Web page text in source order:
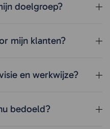
doelgroep?
mijn klanten?
en werkwijze?
bedoeld?